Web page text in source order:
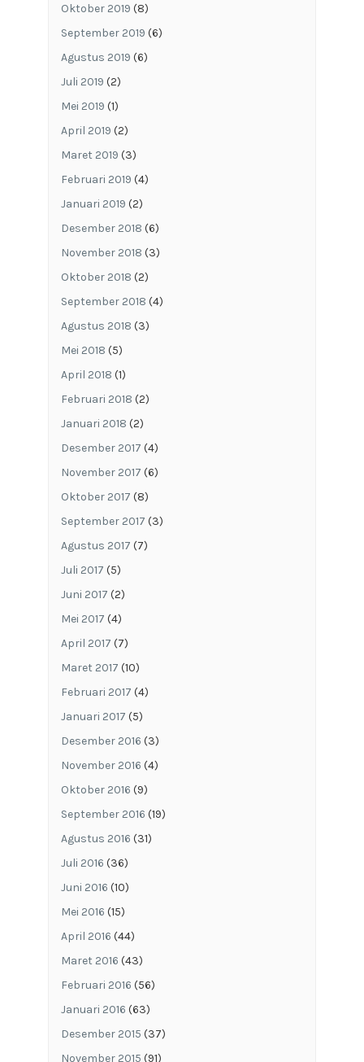
Oktober 2019 (8)
September 2019 (6)
Agustus 2019 (6)
Juli 2019 (2)
Mei 2019 (1)
April 2019 (2)
Maret 2019 (3)
Februari 2019 (4)
Januari 2019 (2)
Desember 2018 (6)
November 2018 (3)
Oktober 2018 (2)
September 2018 (4)
Agustus 2018 (3)
Mei 2018 (5)
April 2018 (1)
Februari 2018 (2)
Januari 2018 (2)
Desember 2017 (4)
November 2017 (6)
Oktober 2017 (8)
September 2017 (3)
Agustus 2017 (7)
Juli 2017 (5)
Juni 2017 (2)
Mei 2017 (4)
April 2017 (7)
Maret 2017 (10)
Februari 2017 (4)
Januari 2017 (5)
Desember 2016 (3)
November 2016 (4)
Oktober 2016 (9)
September 2016 (19)
Agustus 2016 (31)
Juli 2016 (36)
Juni 2016 (10)
Mei 2016 (15)
April 2016 (44)
Maret 2016 (43)
Februari 2016 (56)
Januari 2016 (63)
Desember 2015 (37)
November 2015 (91)